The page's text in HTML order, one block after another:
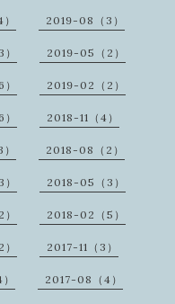
2019-08（3）
2019-05（2）
2019-02（2）
2018-11（4）
2018-08（2）
2018-05（3）
2018-02（5）
2017-11（3）
2017-08（4）